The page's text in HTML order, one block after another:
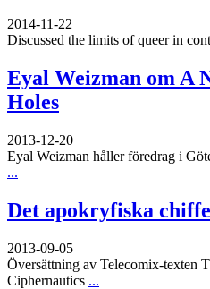
2014-11-22
Discussed the limits of queer in
Eyal Weizman om A
Holes
2013-12-20
Eyal Weizman håller föredrag i
...
Det apokryfiska
2013-09-05
Översättning av Telecomix-texten
Ciphernautics ...